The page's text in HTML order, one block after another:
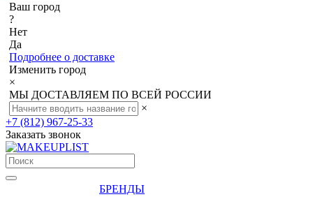
Ваш город
?
Нет
Да
Подробнее о доставке
Изменить город
×
МЫ ДОСТАВЛЯЕМ ПО ВСЕЙ РОССИИ
×
+7 (812) 967-25-33
Заказать звонок
БРЕНДЫ